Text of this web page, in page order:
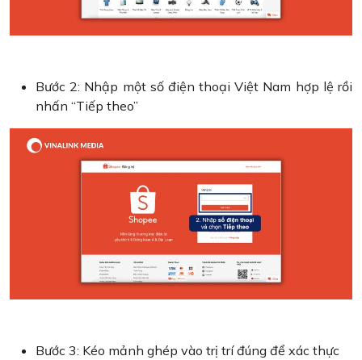
Bước 2: Nhập một số điện thoại Việt Nam hợp lệ rồi
nhấn “Tiếp theo”
Bước 3: Kéo mảnh ghép vào trị trí đúng để xác thực